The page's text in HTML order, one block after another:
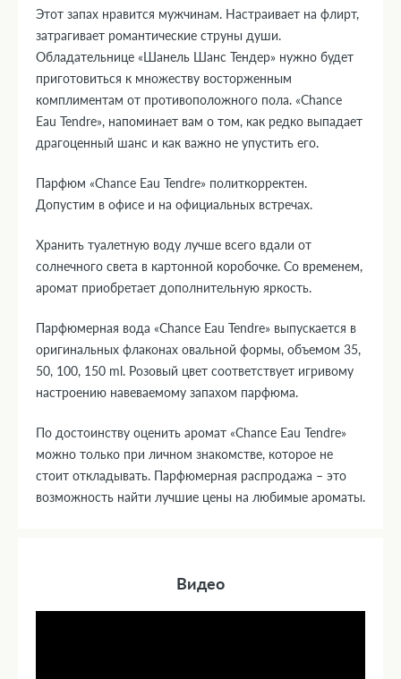
Этот запах нравится мужчинам. Настраивает на флирт,
затрагивает романтические струны души.
Обладательнице «Шанель Шанс Тендер» нужно будет
приготовиться к множеству восторженным
комплиментам от противоположного пола. «Chance
Eau Tendre», напоминает вам о том, как редко выпадает
драгоценный шанс и как важно не упустить его.
Парфюм «Chance Eau Tendre» политкорректен.
Допустим в офисе и на официальных встречах.
Хранить туалетную воду лучше всего вдали от
солнечного света в картонной коробочке. Со временем,
аромат приобретает дополнительную яркость.
Парфюмерная вода «Chance Eau Tendre» выпускается в
оригинальных флаконах овальной формы, объемом 35,
50, 100, 150 ml. Розовый цвет соответствует игривому
настроению навеваемому запахом парфюма.
По достоинству оценить аромат «Chance Eau Tendre»
можно только при личном знакомстве, которое не
стоит откладывать. Парфюмерная распродажа – это
возможность найти лучшие цены на любимые ароматы.
Видео